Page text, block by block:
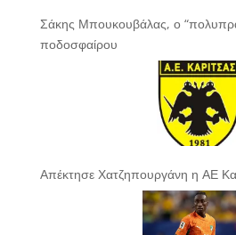
Σάκης Μπουκουβάλας, ο
ποδοσφαίρου
Απέκτησε Χατζηπουργάνη η ΑΕ